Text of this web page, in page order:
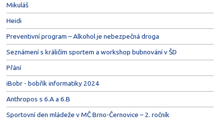
Mikuláš
Heidi
Preventivní program – Alkohol je nebezpečná droga
Seznámení s králičím sportem a workshop bubnování v ŠD
Přání
iBobr - bobřík informatiky 2024
Anthropos s 6.A a 6.B
Sportovní den mládeže v MČ Brno-Černovice – 2. ročník